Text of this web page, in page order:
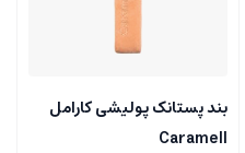
بند پستانک پولیشی کارامل
Caramell